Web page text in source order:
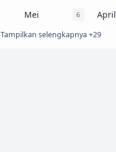
Mei 6 April
Tampilkan selengkapnya +29